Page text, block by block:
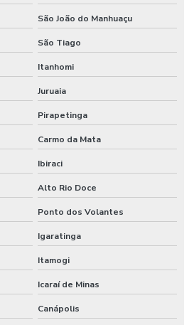
São João do Manhuaçu
São Tiago
Itanhomi
Juruaia
Pirapetinga
Carmo da Mata
Ibiraci
Alto Rio Doce
Ponto dos Volantes
Igaratinga
Itamogi
Icaraí de Minas
Canápolis